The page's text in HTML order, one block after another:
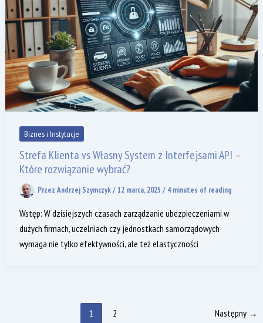
Biznes i Instytucje
Strefa Klienta vs Własny System z Interfejsami API –
Które rozwiązanie wybrać?
Przez Andrzej Szymczyk/12 marca, 2025/ 4 minutes of reading
Wstęp: W dzisiejszych czasach zarządzanie ubezpieczeniami w
dużych firmach, uczelniach czy jednostkach samorządowych
wymaga nie tylko efektywności, ale też elastyczności
1 2 Następny →